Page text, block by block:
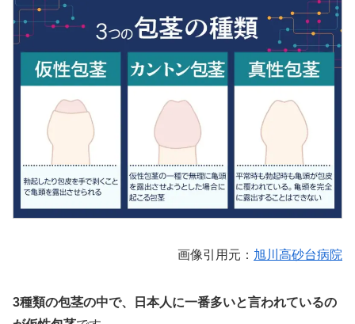
画像引用元： 旭川高砂台病院
3種類の包茎の中で、日本人に一番多いと言われているの